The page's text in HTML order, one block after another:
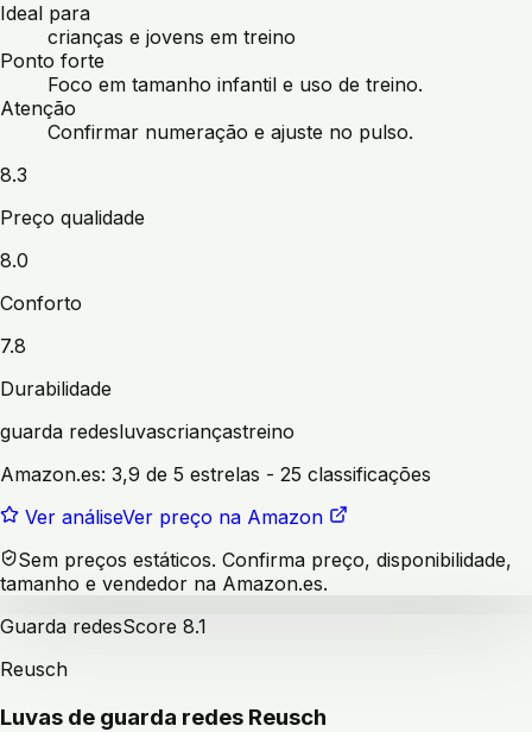
Ideal para
crianças e jovens em treino
Ponto forte
Foco em tamanho infantil e uso de treino.
Atenção
Confirmar numeração e ajuste no pulso.
8.3
Preço qualidade
8.0
Conforto
7.8
Durabilidade
guarda redesluvascriançastreino
Amazon.es: 3,9 de 5 estrelas - 25 classificações
Ver análiseVer preço na Amazon
Sem preços estáticos. Confirma preço, disponibilidade,
tamanho e vendedor na Amazon.es.
Guarda redesScore 8.1
Reusch
Luvas de guarda redes Reusch